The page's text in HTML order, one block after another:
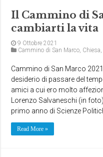
Il Cammino di
cambiarti la vita
9 Ottobre 2021
Cammino di San Marco, Chiesa,
Cammino di San Marco
desiderio di passare del
amici a cui ero molto
Lorenzo Salvaneschi (in
primo anno di Scienze
Read More »